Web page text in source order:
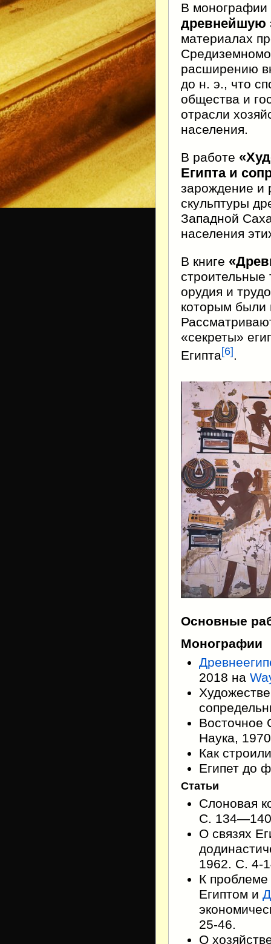
В монографии
древнейшую
материалах
расширению
до н. э., что
общества и
отрасли
населения.
В работе
Египта и
зарождение и
скульптуры
Западной
населения
В книге
строительные
орудия и
которым были
«секреты»
Египта[6] .
Основные
Монографии
2018 на
Восточное
Наука,
Как
Египет до
Статьи
Слоновая
С.
О связях
1962. С. 4-
К
Египтом и
25-46.
О